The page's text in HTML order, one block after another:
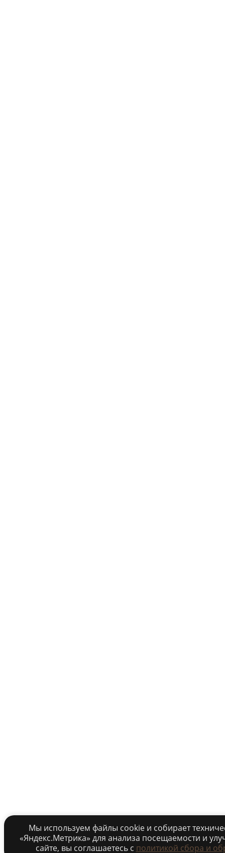
Мы используем файлы cookie и собирает
«Яндекс.Метрика» для анализа посещаемости и
сайте, вы соглашаетесь c политикой сбора и